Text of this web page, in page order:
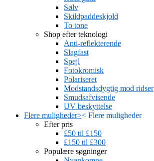
Sølv
Skildpaddeskjold
To tone
Shop efter teknologi
Anti-reflekterende
Slagfast
Spejl
Fotokromisk
Polariseret
Modstandsdygtig mod ridser
Smudsafvisende
UV beskyttelse
Flere muligheder>< Flere muligheder
Efter pris
£50 til £150
£150 til £300
Populære søgninger